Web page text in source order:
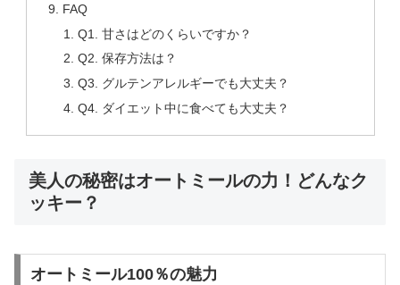
FAQ
Q1. 甘さはどのくらいですか？
Q2. 保存方法は？
Q3. グルテンアレルギーでも大丈夫？
Q4. ダイエット中に食べても大丈夫？
美人の秘密はオートミールの力！どんなク
ッキー？
オートミール100％の魅力